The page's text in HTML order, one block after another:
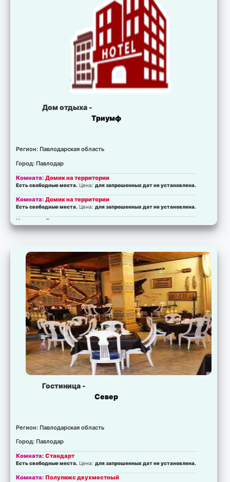
Дом отдыха -
Триумф
Регион: Павлодарская область
Город: Павлодар
Комната:Домик на территории
Есть свободные места. Цена:для запрошенных дат не установлена.
Комната:Домик на территории
Есть свободные места. Цена:для запрошенных дат не установлена.
Комната: Люкс
Есть свободные места.Цена:для запрошенных дат не установлена.
Комната:Тропик
Есть свободные места.Цена:для запрошенных дат не установлена.
Гостиница -
Север
Регион: Павлодарская область
Город: Павлодар
Комната:Стандарт
Есть свободные места. Цена:для запрошенных дат не установлена.
Комната:Полулюкс двухместный